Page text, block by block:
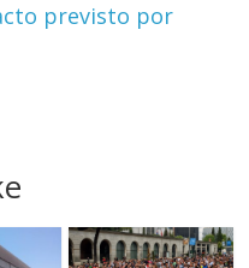
previsto por